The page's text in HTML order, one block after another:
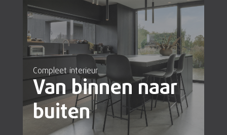
Compleet interieur
Van binnen naar
buiten